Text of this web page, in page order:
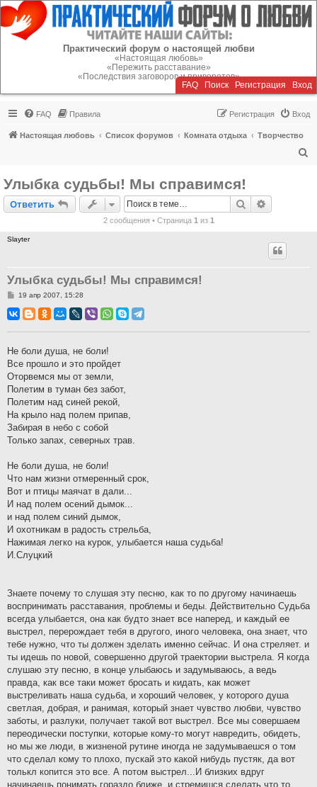
Регистрация
Практический форум о настоящей любви
«Настоящая любовь»
«Пережить расставание»
«Последствия заговоров и приворотов»
FAQ Поиск Регистрация Вход
FAQ Правила Вход
Регистрация
Настоящая любовь Список форумов Комната отдыха
Творчество
Улыбка судьбы! Мы справимся!
Ответить
Ответить Поиск
2 сообщения • Страница 1 из 1
Slayter
Улыбка судьбы! Мы справимся!
С
о
б
и
е
19 апр 2007, 15:28
Не боли душа, не боли!
Все прошло и это пройдет
Оторвемся мы от земли,
Полетим в туман без забот,
Полетим над синей рекой,
На крыло над полем припав,
Забирая в небо с собой
Только запах, северных трав.
Не боли душа, не боли!
Что нам жизни отмеренный срок,
Вот и птицы маячат в дали...
И над полем осений дымок...
и над полем синий дымок,
И охотникам в радость стрельба,
Нажимая легко на курок, улыбается наша судьба!
И.Слуцкий
Знаете почему то слушая эту песню, как то по другому начинаешь
воспринимать расставания, проблемы и беды. Действительно Судьба
всегда улыбается, она как будто знает все наперед, и каждый ее
выстрел, перерождает тебя в другого, иного человека, она знает, что
тебе нужно, что ты должен зделать именно сейчас. И она стреляет. и
ты идешь по новой, совершенно другой траектории выстрела. Я когда
слушаю эту песню, в конце улыбаюсь и задумываюсь, а ведь
правда, как все таки может бросать и кидать, как может
выстреливать наша судьба, и хороший человек, у которого душа
светлая, добрая, и ранимая, который знает чувство любви, чувство
заботы, и разлуки, получает такой вот выстрел. Все мы совершаем
переодически поступки, которые кому-то могут навредить, обидеть,
но мы же люди, в жизненой рутине иногда не задумываешся о том
что сделал кому то плохо, пускай это какой нибудь пустяк, да вот
толькл копится это все. А потом выстрел...И близких вдруг
начинаешь понимать гораздо ближе, и стремишся сделать что то